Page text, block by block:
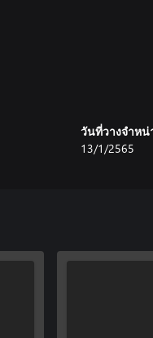
วันที่วางจำหน่
13/1/2565